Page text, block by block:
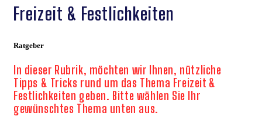
Freizeit & Festlichkeiten
Ratgeber
In dieser Rubrik, möchten wir Ihnen, nützliche
Tipps & Tricks rund um das Thema Freizeit &
Festlichkeiten geben. Bitte wählen Sie Ihr
gewünschtes Thema unten aus.